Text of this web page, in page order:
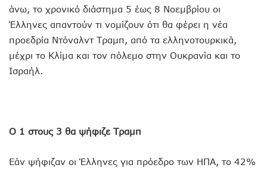
άνω, το χρονικό διάστημα 5 έως 8 Νοεμβρίου οι
Έλληνες απαντούν τι νομίζουν ότι θα φέρει η νέα
προεδρία Ντόναλντ Τραμπ, από τα ελληνοτουρκικά,
μέχρι το Κλίμα και τον πόλεμο στην Ουκρανία και το
Ισραήλ.
Ο 1 στους 3 θα ψήφιζε Τραμπ
Εάν ψήφιζαν οι Έλληνες για πρόεδρο των ΗΠΑ, το 42%